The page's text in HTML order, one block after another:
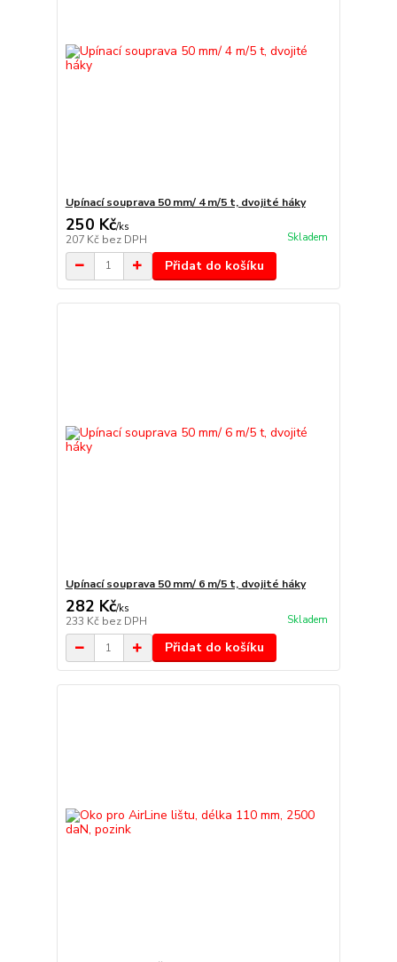
Upínací souprava 50 mm/ 4 m/5 t, dvojité háky
250 Kč/ks
207 Kč bez DPH Skladem
Přidat do košíku
Upínací souprava 50 mm/ 6 m/5 t, dvojité háky
282 Kč/ks
233 Kč bez DPH Skladem
Přidat do košíku